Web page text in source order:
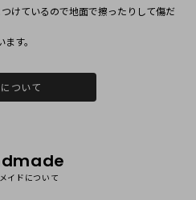
が少し窮屈に感じますが、使
れられるようになるかな、
切に使わせていただきます。
を購入する際に、また利用し
けているので地⾯で擦ったりして傷だ
す。
ついて
イドについて